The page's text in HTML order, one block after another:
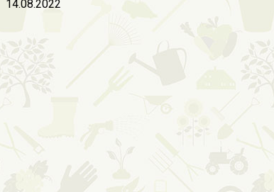
14.08.2022